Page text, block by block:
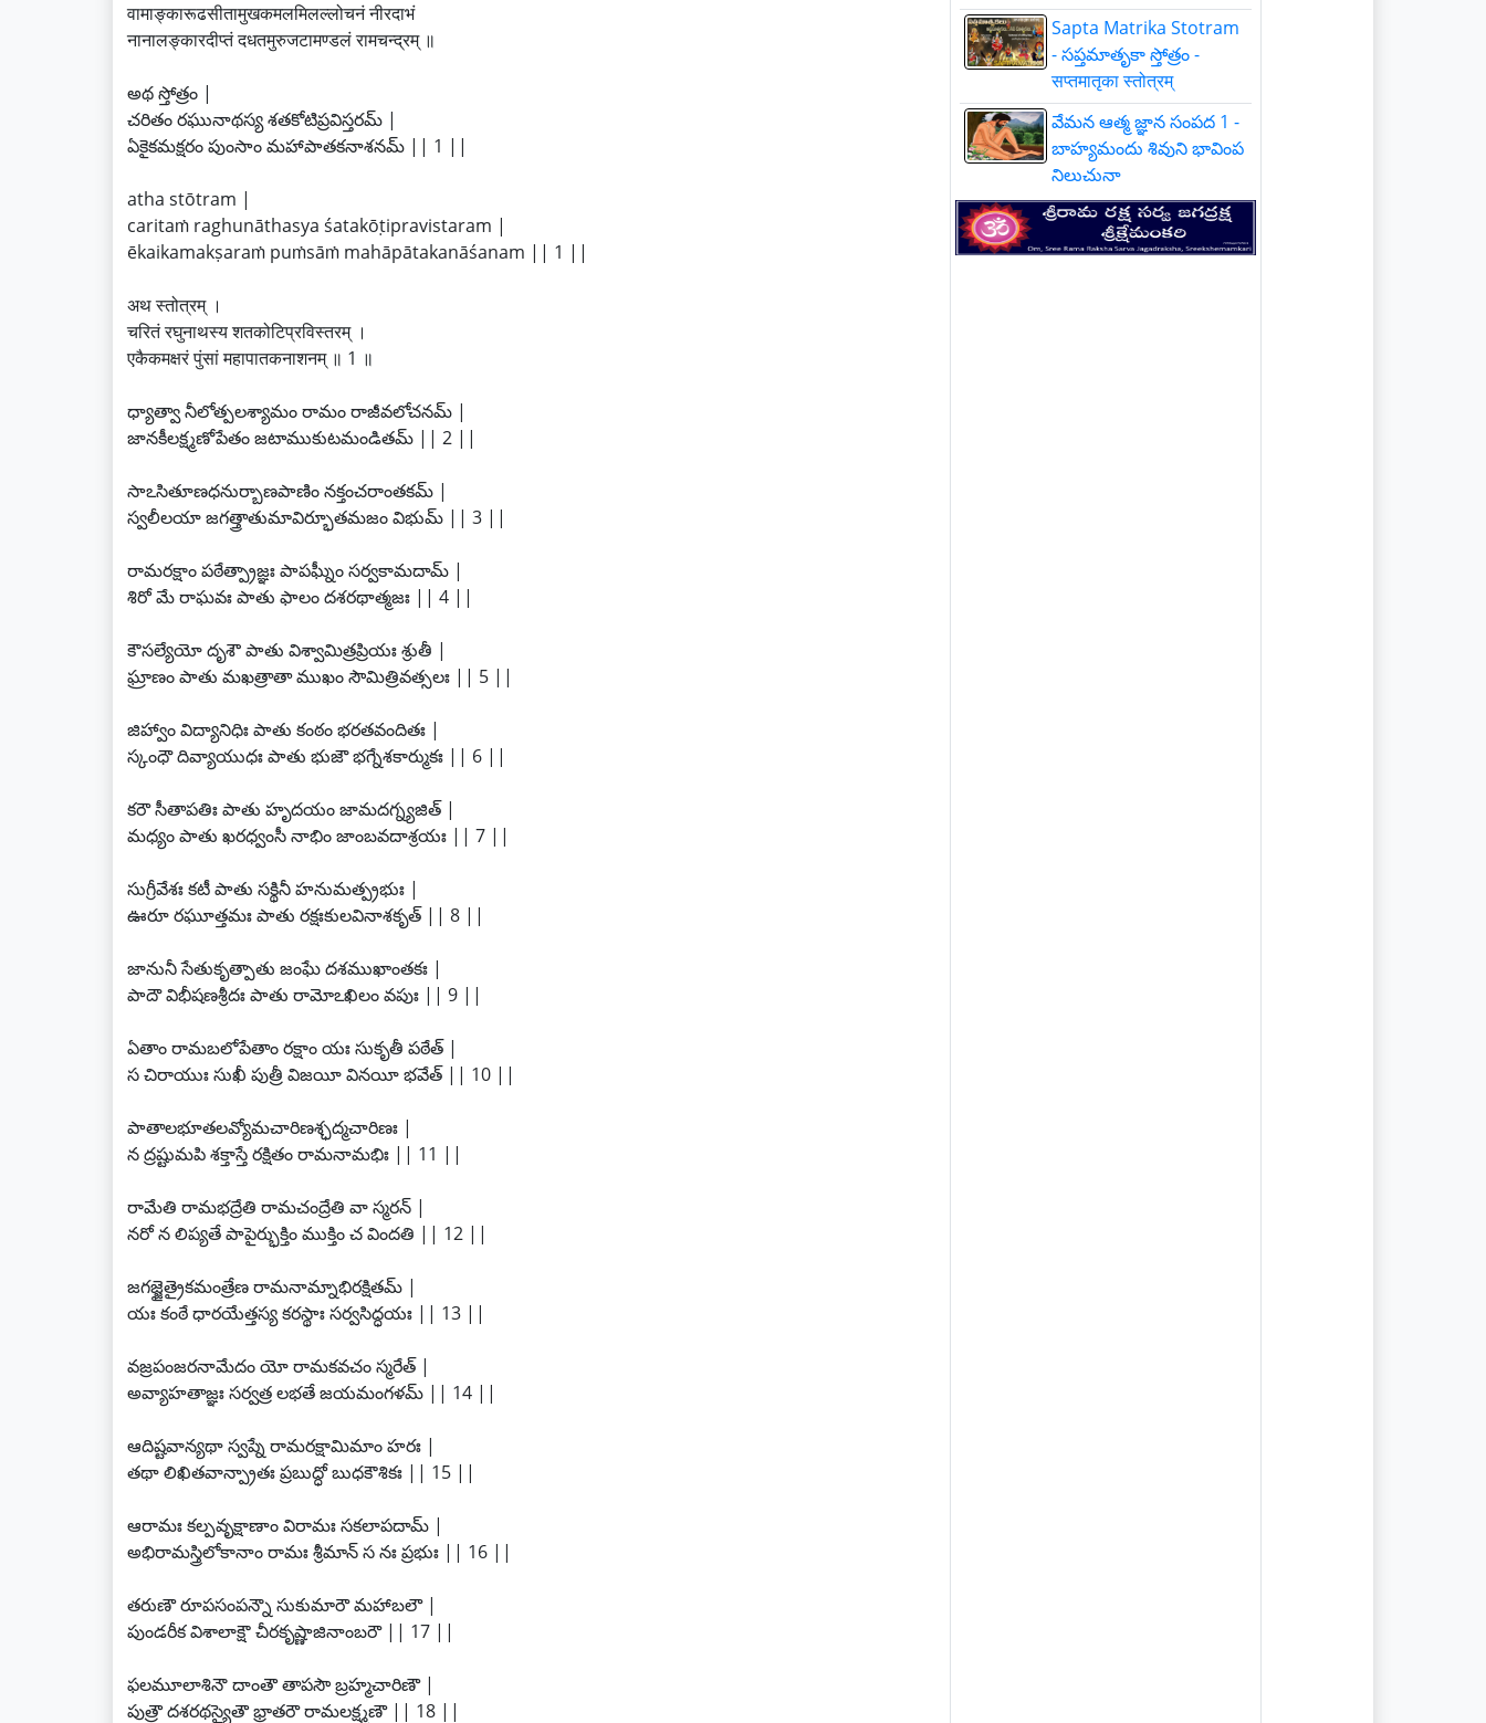
वामाङ्कारूढसीतामुखकमलमिलल्लोचनं नीरदाभं
नानालङ्कारदीप्तं दधतमुरुजटामण्डलं रामचन्द्रम् ॥
అథ స్తోత్రం |
చరితం రఘునాథస్య శతకోటిప్రవిస్తరమ్ |
ఏకైకమక్షరం పుంసాం మహాపాతకనాశనమ్ || 1 ||
atha stōtram |
caritaṁ raghunāthasya śatakōṭipravistaram |
ēkaikamakṣaraṁ puṁsāṁ mahāpātakanāśanam || 1 ||
अथ स्तोत्रम् ।
चरितं रघुनाथस्य शतकोटिप्रविस्तरम् ।
एकैकमक्षरं पुंसां महापातकनाशनम् ॥ 1 ॥
ధ్యాత్వా నీలోత్పలశ్యామం రామం రాజీవలోచనమ్ |
జానకీలక్ష్మణోపేతం జటాముకుటమండితమ్ || 2 ||
సాఽసితూణధనుర్బాణపాణిం నక్తంచరాంతకమ్ |
స్వలీలయా జగత్త్రాతుమావిర్భూతమజం విభుమ్ || 3 ||
రామరక్షాం పఠేత్ప్రాజ్ఞః పాపఘ్నీం సర్వకామదామ్ |
శిరో మే రాఘవః పాతు ఫాలం దశరథాత్మజః || 4 ||
కౌసల్యేయో దృశౌ పాతు విశ్వామిత్రప్రియః శ్రుతీ |
ఘ్రాణం పాతు మఖత్రాతా ముఖం సౌమిత్రివత్సలః || 5 ||
జిహ్వాం విద్యానిధిః పాతు కంఠం భరతవందితః |
స్కంధౌ దివ్యాయుధః పాతు భుజౌ భగ్నేశకార్ముకః || 6 ||
కరౌ సీతాపతిః పాతు హృదయం జామదగ్న్యజిత్ |
మధ్యం పాతు ఖరధ్వంసీ నాభిం జాంబవదాశ్రయః || 7 ||
సుగ్రీవేశః కటీ పాతు సక్థినీ హనుమత్ప్రభుః |
ఊరూ రఘూత్తమః పాతు రక్షఃకులవినాశకృత్ || 8 ||
జానునీ సేతుకృత్పాతు జంఘే దశముఖాంతకః |
పాదౌ విభీషణశ్రీదః పాతు రామోఽఖిలం వపుః || 9 ||
ఏతాం రామబలోపేతాం రక్షాం యః సుకృతీ పఠేత్ |
స చిరాయుః సుఖీ పుత్రీ విజయీ వినయీ భవేత్ || 10 ||
పాతాలభూతలవ్యోమచారిణశ్ఛద్మచారిణః |
న ద్రష్టుమపి శక్తాస్తే రక్షితం రామనామభిః || 11 ||
రామేతి రామభద్రేతి రామచంద్రేతి వా స్మరన్ |
నరో న లిప్యతే పాపైర్భుక్తిం ముక్తిం చ విందతి || 12 ||
జగజ్జైత్రైకమంత్రేణ రామనామ్నాభిరక్షితమ్ |
యః కంఠే ధారయేత్తస్య కరస్థాః సర్వసిద్ధయః || 13 ||
వజ్రపంజరనామేదం యో రామకవచం స్మరేత్ |
అవ్యాహతాజ్ఞః సర్వత్ర లభతే జయమంగళమ్ || 14 ||
ఆదిష్టవాన్యథా స్వప్నే రామరక్షామిమాం హరః |
తథా లిఖితవాన్ప్రాతః ప్రబుద్ధో బుధకౌశికః || 15 ||
ఆరామః కల్పవృక్షాణాం విరామః సకలాపదామ్ |
అభిరామస్త్రిలోకానాం రామః శ్రీమాన్ స నః ప్రభుః || 16 ||
తరుణౌ రూపసంపన్నౌ సుకుమారౌ మహాబలౌ |
పుండరీక విశాలాక్షౌ చీరకృష్ణాజినాంబరౌ || 17 ||
ఫలమూలాశినౌ దాంతౌ తాపసౌ బ్రహ్మచారిణౌ |
పుత్రౌ దశరథస్యైతౌ భ్రాతరౌ రామలక్ష్మణౌ || 18 ||
Sapta Matrika Stotram
- సప్తమాతృకా స్తోత్రం -
सप्तमातृका स्तोत्रम्
వేమన ఆత్మ జ్ఞాన సంపద 1 -
బాహ్యమందు శివుని భావింప
నిలుచునా